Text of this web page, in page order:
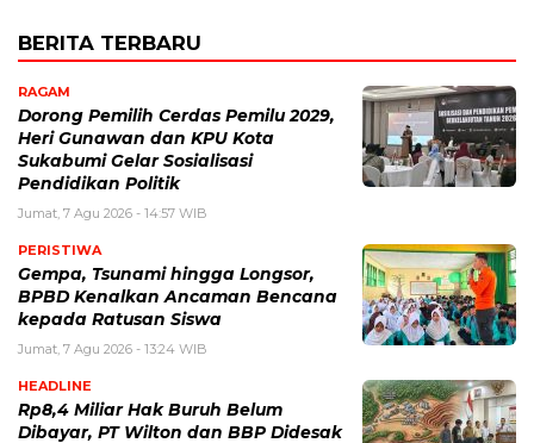
BERITA TERBARU
RAGAM
Dorong Pemilih Cerdas Pemilu 2029,
Heri Gunawan dan KPU Kota
Sukabumi Gelar Sosialisasi
Pendidikan Politik
Jumat, 7 Agu 2026 - 14:57 WIB
PERISTIWA
Gempa, Tsunami hingga Longsor,
BPBD Kenalkan Ancaman Bencana
kepada Ratusan Siswa
Jumat, 7 Agu 2026 - 13:24 WIB
HEADLINE
Rp8,4 Miliar Hak Buruh Belum
Dibayar, PT Wilton dan BBP Didesak